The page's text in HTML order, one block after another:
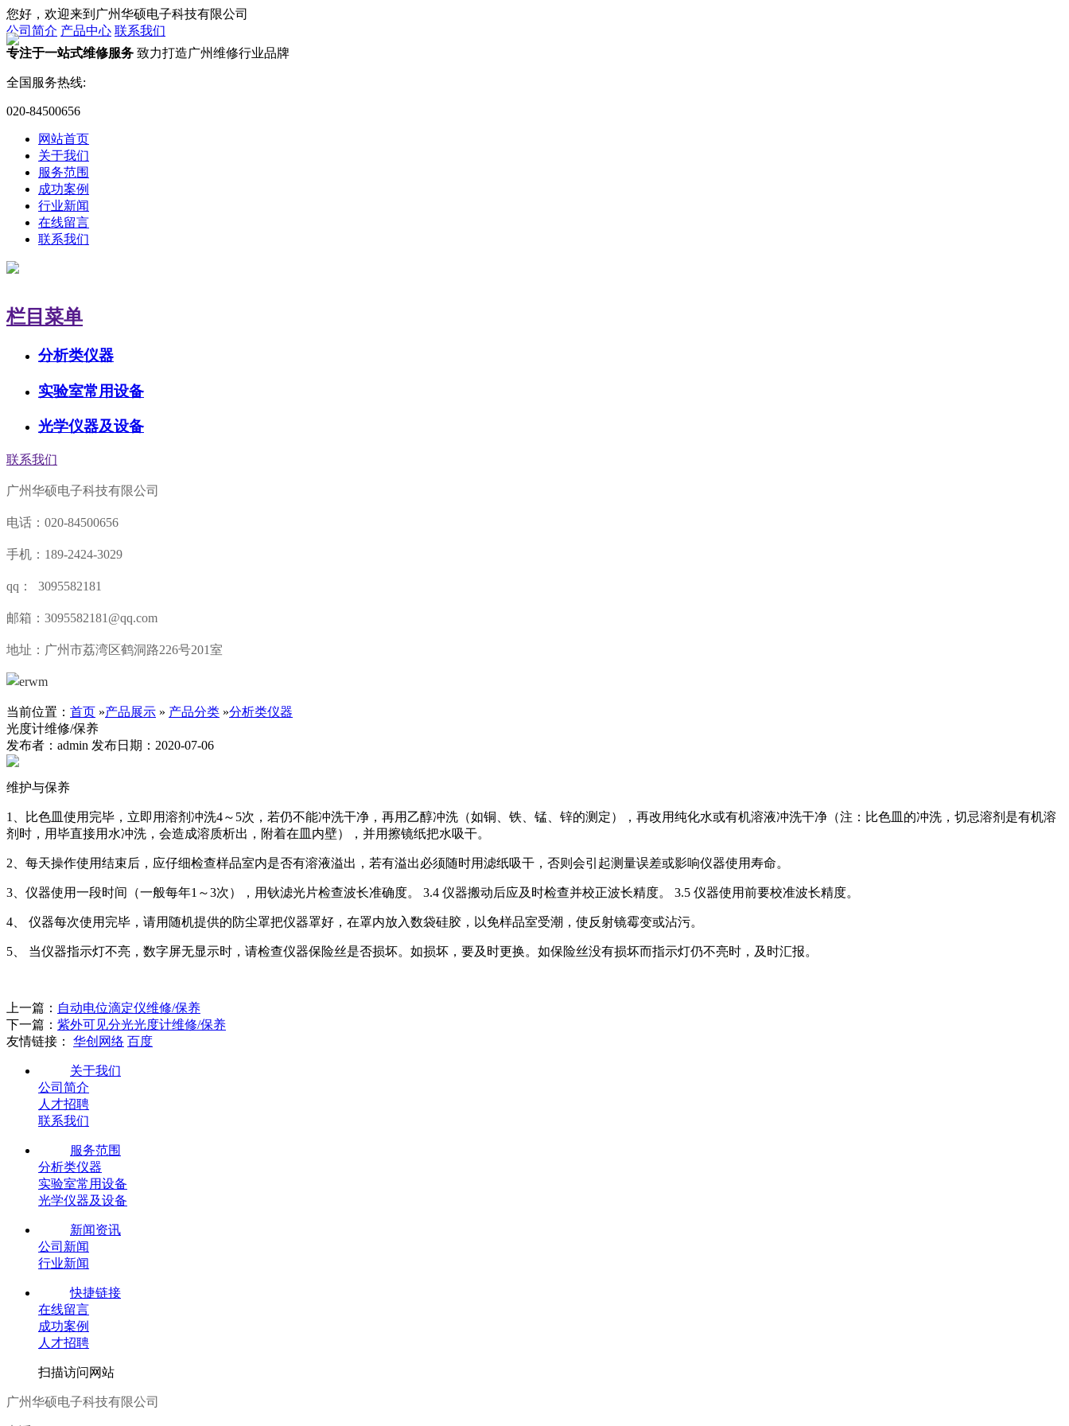
您好，欢迎来到广州华硕电子科技有限公司
公司简介 产品中心 联系我们
专注于一站式维修服务 致力打造广州维修行业品牌
全国服务热线:
020-84500656
网站首页
关于我们
服务范围
成功案例
行业新闻
在线留言
联系我们
栏目菜单
分析类仪器
实验室常用设备
光学仪器及设备
联系我们
广州华硕电子科技有限公司
电话：020-84500656
手机：189-2424-3029
qq： 3095582181
邮箱：3095582181@qq.com
地址：广州市荔湾区鹤洞路226号201室
当前位置： 首页 »产品展示 » 产品分类 »分析类仪器
光度计维修/保养
发布者：admin 发布日期：2020-07-06
维护与保养
1、比色皿使用完毕，立即用溶剂冲洗4～5次，若仍不能冲洗干净，再用乙醇冲洗（如铜、铁、锰、锌的测定），再改用纯化水或有机溶液冲洗干净（注：比色皿的冲洗，切忌溶剂是有机溶
剂时，用毕直接用水冲洗，会造成溶质析出，附着在皿内壁），并用擦镜纸把水吸干。
2、每天操作使用结束后，应仔细检查样品室内是否有溶液溢出，若有溢出必须随时用滤纸吸干，否则会引起测量误差或影响仪器使用寿命。
3、仪器使用一段时间（一般每年1～3次），用钬滤光片检查波长准确度。 3.4 仪器搬动后应及时检查并校正波长精度。 3.5 仪器使用前要校准波长精度。
4、 仪器每次使用完毕，请用随机提供的防尘罩把仪器罩好，在罩内放入数袋硅胶，以免样品室受潮，使反射镜霉变或沾污。
5、 当仪器指示灯不亮，数字屏无显示时，请检查仪器保险丝是否损坏。如损坏，要及时更换。如保险丝没有损坏而指示灯仍不亮时，及时汇报。
上一篇： 自动电位滴定仪维修/保养
下一篇： 紫外可见分光光度计维修/保养
友情链接：
华创网络 百度
关于我们
公司简介
人才招聘
联系我们
服务范围
分析类仪器
实验室常用设备
光学仪器及设备
新闻资讯
公司新闻
行业新闻
快捷链接
在线留言
成功案例
人才招聘
扫描访问网站
广州华硕电子科技有限公司